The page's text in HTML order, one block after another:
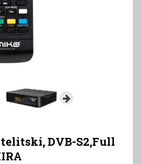
DVB-S2,Full